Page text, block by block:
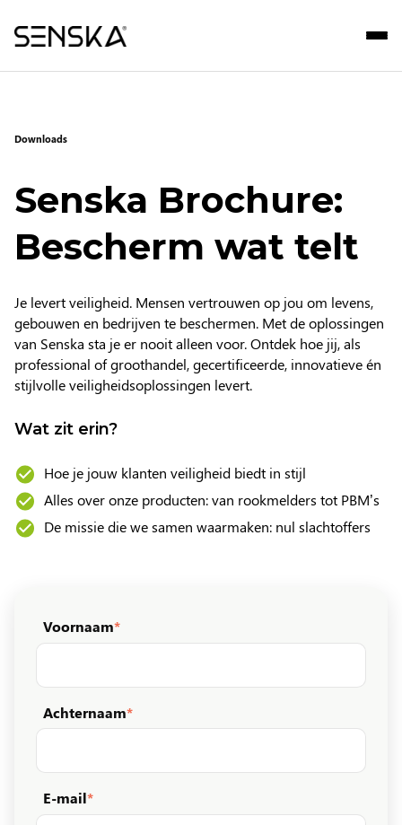
Downloads
Senska Brochure:
Bescherm wat telt
Je levert veiligheid. Mensen vertrouwen op jou om levens,
gebouwen en bedrijven te beschermen. Met de oplossingen
van Senska sta je er nooit alleen voor. Ontdek hoe jij, als
professional of groothandel, gecertificeerde, innovatieve én
stijlvolle veiligheidsoplossingen levert.
Wat zit erin?
Hoe je jouw klanten veiligheid biedt in stijl
Alles over onze producten: van rookmelders tot PBM’s
De missie die we samen waarmaken: nul slachtoffers
Voornaam*
Achternaam*
E-mail*